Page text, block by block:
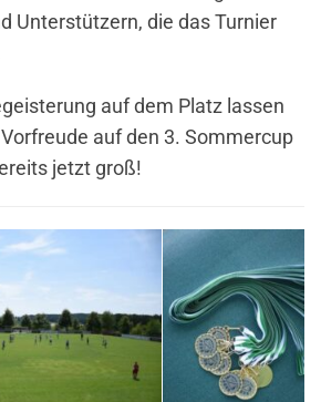
Unterstützern, die das Turnier
auf dem Platz lassen
auf den 3. Sommercup
jetzt groß!